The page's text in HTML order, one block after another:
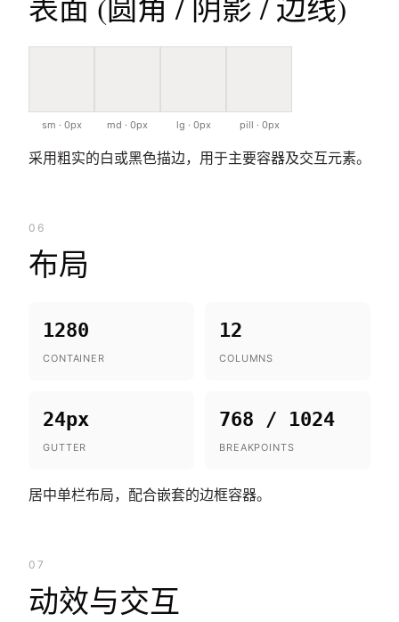
sm · 0px md · 0px lg · 0px pill · 0px
采用粗实的白或黑色描边，用于主要容器及交互元素。
06
布局
1280
CONTAINER
12
COLUMNS
24px
GUTTER
768 / 1024
BREAKPOINTS
居中单栏布局，配合嵌套的边框容器。
07
动效与交互